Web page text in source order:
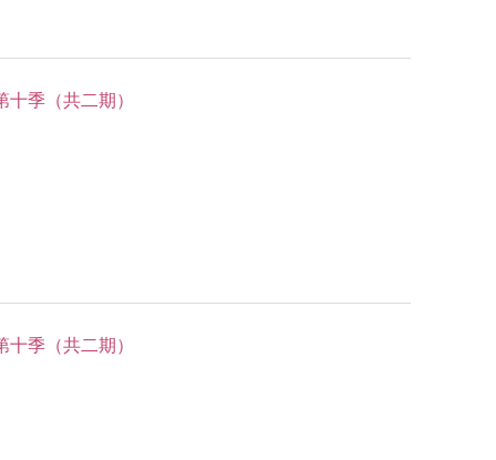
季（共二期）
季（共二期）